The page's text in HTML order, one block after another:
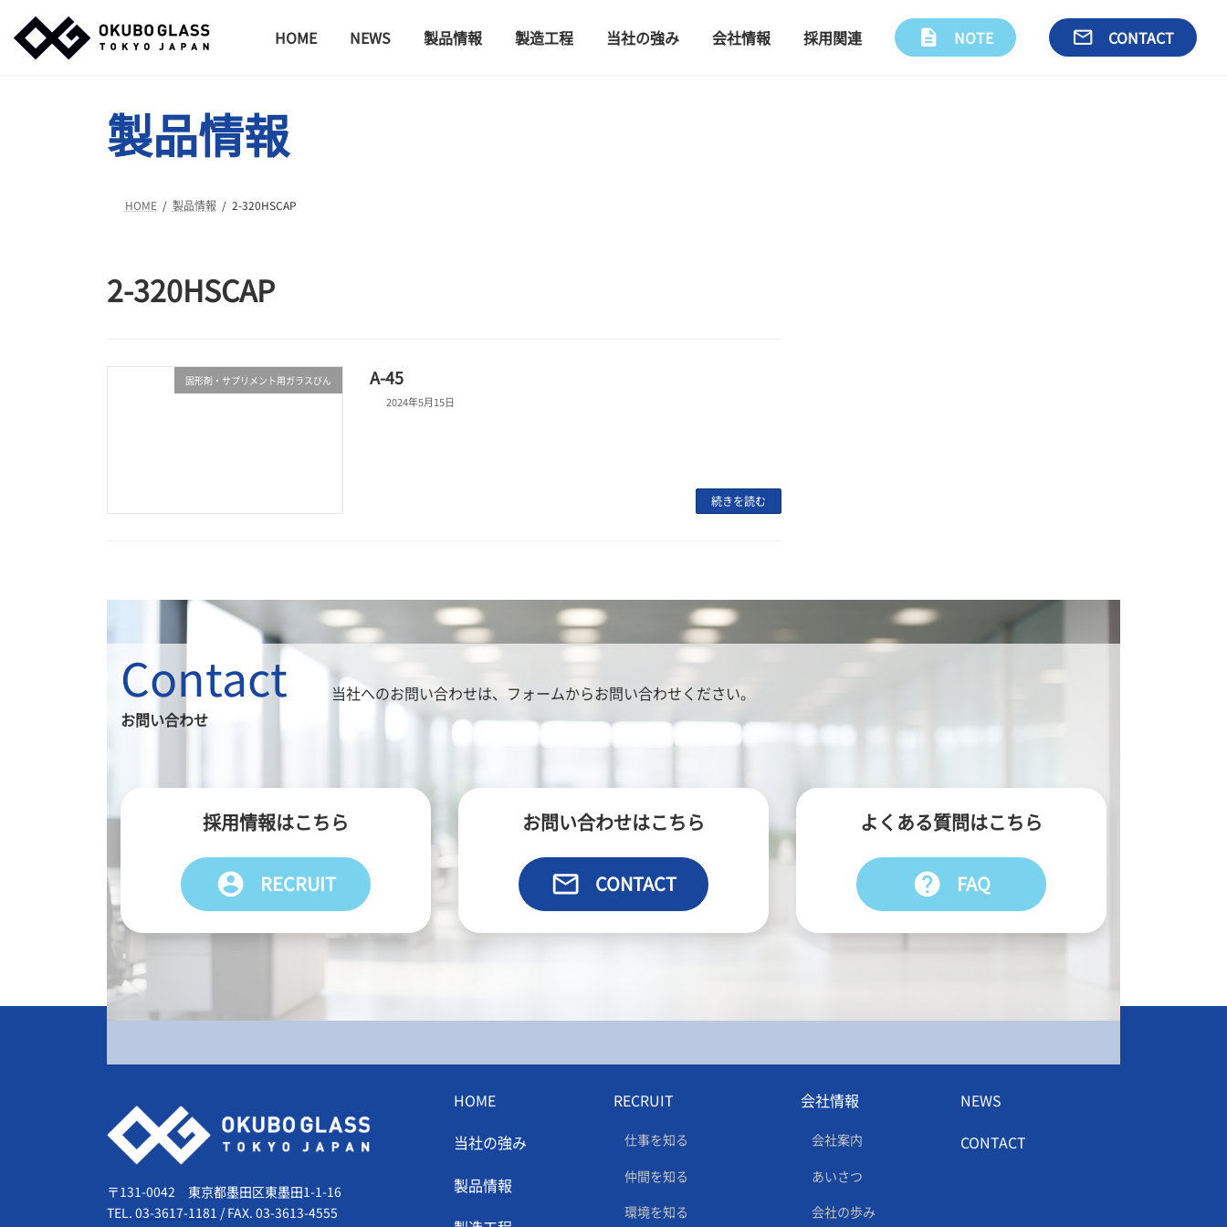
HOME NEWS 製品情報 製造工程 当社の強み 会社情報 採用関連 description NOTE email CONTACT
製品情報
HOME 製品情報 2-320HSCAP
2-320HSCAP
固形剤・サプリメント用ガラスびん A-45
2024年5月15日
続きを読む
お問い合わせ
Contact 当社へのお問い合わせは、 フォームからお問い合わせください。
採用情報はこちら
account_circle RECRUIT
お問い合わせはこちら
email CONTACT
よくある質問はこちら
help FAQ
会社情報
〒131-0042 東京都墨田区東墨田1-1-16
TEL. 03-3617-1181 / FAX. 03-3613-4555
HOME
当社の強み
製品情報
RECRUIT
仕事を知る
仲間を知る
環境を知る
会社情報
会社案内
あいさつ
会社の歩み
NEWS
CONTACT